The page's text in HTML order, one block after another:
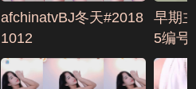
afchinatvBJ冬天#2018
1012
早期
5编号